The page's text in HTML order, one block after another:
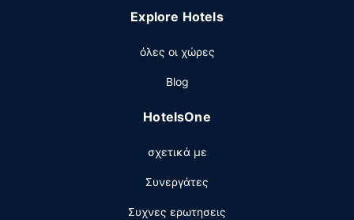
όλο το 24ωρο και αποθήκευση αποσκευών. Στους
Explore Hotels
όλες οι χώρες
Blog
HotelsOne
σχετικά με
Συνεργάτες
Συχνες ερωτησεις